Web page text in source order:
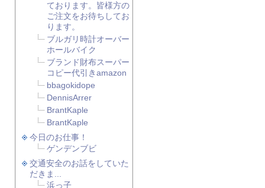
ております。皆様方の
ご注文をお待ちしてお
ります。
ブルガリ時計オーバー
ホールバイク
ブランド財布スーパー
コピー代引きamazon
bbagokidope
DennisArrer
BrantKaple
BrantKaple
今日のお仕事！
ゲンデンブビ
交通安全のお話をしていた
だきま...
浜っ子